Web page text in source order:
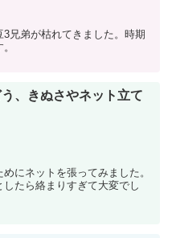
兄弟が枯れてきました。時期
、きぬさやネット立て
にネットを張ってみました。
たら絡まりすぎて大変でし